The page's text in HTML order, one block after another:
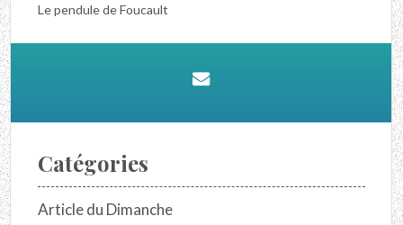
Le pendule de Foucault
Catégories
Article du Dimanche